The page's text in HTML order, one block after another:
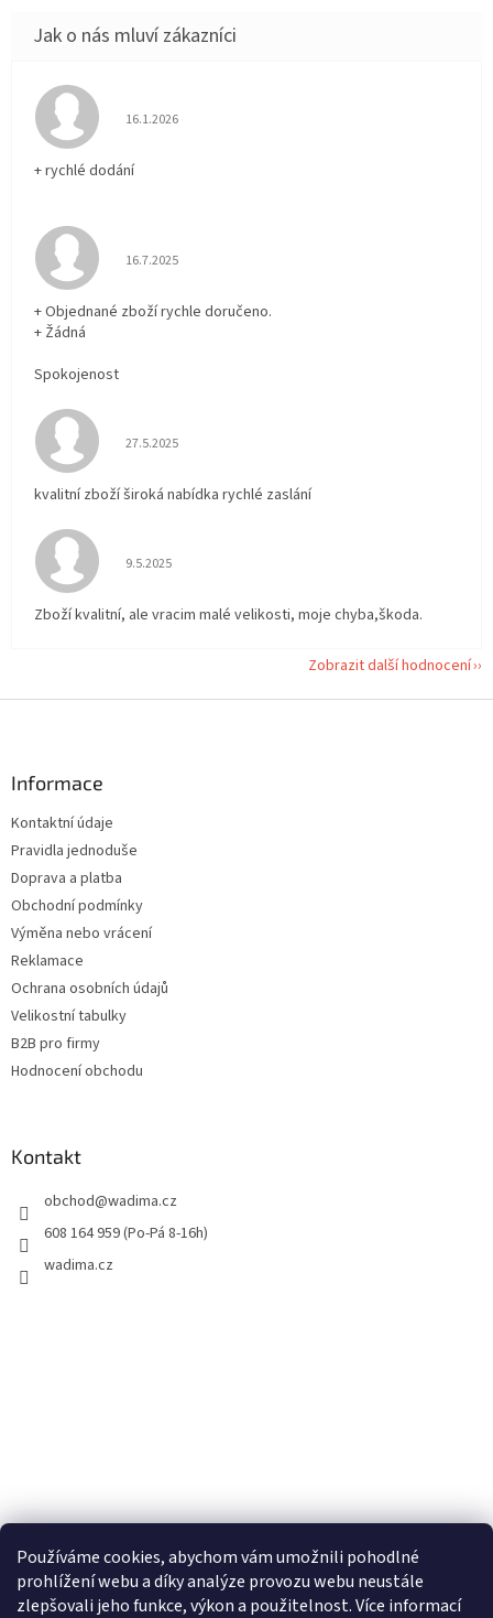
Používáme cookies, abychom vám umožnili pohodlné
prohlížení webu a díky analýze provozu webu neustále
zlepšovali jeho funkce, výkon a použitelnost. Více informací
Hodnocení obchodu je 5 z 5 hvězdiček.
16.1.2026
+ rychlé dodání
Hodnocení obchodu je 5 z 5 hvězdiček.
16.7.2025
+ Objednané zboží rychle doručeno.
+ Žádná
Spokojenost
Hodnocení obchodu je 5 z 5 hvězdiček.
27.5.2025
kvalitní zboží široká nabídka rychlé zaslání
Hodnocení obchodu je 5 z 5 hvězdiček.
9.5.2025
Zboží kvalitní, ale vracim malé velikosti, moje chyba,škoda.
Zobrazit další hodnocení
Informace
Kontaktní údaje
Pravidla jednoduše
Doprava a platba
Obchodní podmínky
Výměna nebo vrácení
Reklamace
Ochrana osobních údajů
Velikostní tabulky
B2B pro firmy
Hodnocení obchodu
Kontakt
obchod@wadima.cz
608 164 959 (Po-Pá 8-16h)
wadima.cz